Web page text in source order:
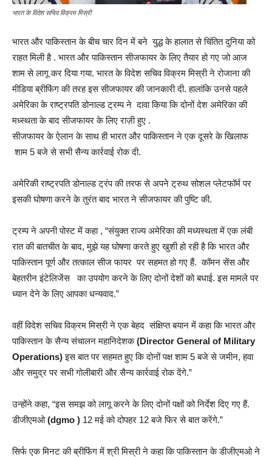
भारत के विदेश सचिव विक्रम मिस्री
भारत और पाकिस्तान के बीच चार दिन में बने युद्ध के हालात से चिंतित दुनिया को
राहत मिली है . भारत और पाकिस्तान सीजफायर के लिए तैयार हो गए जो आज
शाम से लागू कर दिया गया. भारत के विदेश सचिव विक्रम मिस्री ने रोजाना की
मीडिया ब्रीफिंग की तरह इस सीजफायर की जानकारी दी. हालांकि उनसे पहले
अमेरिका के राष्ट्रपति डोनाल्ड ट्रम्प ने दावा किया कि दोनों देश अमेरिका की
मध्स्थता के बाद सीजफायर के लिए राज़ी हुए .
सीजफायर के ऐलान के साथ ही भारत और पाकिस्तान ने एक दूसरे के खिलाफ
शाम 5 बजे से सभी सैन्य कार्रवाई रोक दी.
अमेरिकी राष्ट्रपति डोनाल्ड ट्रंप की तरफ से अपने ट्रुथ सोशल प्लेटफॉर्म पर
इसकी घोषणा करने के तुरंत बाद भारत ने सीजफायर की पुष्टि की.
ट्रम्प ने अपनी पोस्ट में कहा , “संयुक्त राज्य अमेरिका की मध्यस्थता में एक लंबी
रात की बातचीत के बाद, मुझे यह घोषणा करते हुए खुशी हो रही है कि भारत और
पाकिस्तान पूर्ण और तत्काल सीज फायर पर सहमत हो गए हैं. कॉमन सेंस और
बेहतरीन इंटेलिजेंस का उपयोग करने के लिए दोनों देशों को बधाई. इस मामले पर
ध्यान देने के लिए आपका धन्यवाद.”
वहीं विदेश सचिव विक्रम मिस्री ने एक बेहद संक्षिप्त बयान में कहा कि भारत और
पाकिस्तान के सैन्य संचालन महानिदेशक(Director General of Military
Operations)इस बात पर सहमत हुए कि दोनों पक्ष शाम 5 बजे से जमीन, हवा
और समुद्र पर सभी गोलीबारी और सैन्य कार्रवाई रोक देंगे.”
उन्होंने कहा, “इस समझ को लागू करने के लिए दोनों पक्षों को निर्देश दिए गए हैं.
डीजीएमओ(dgmo ) 12 मई को दोपहर 12 बजे फिर से बात करेंगे.”
सिर्फ एक मिनट की ब्रीफिंग में श्री मिस्री ने कहा कि पाकिस्तान के डीजीएमओ ने